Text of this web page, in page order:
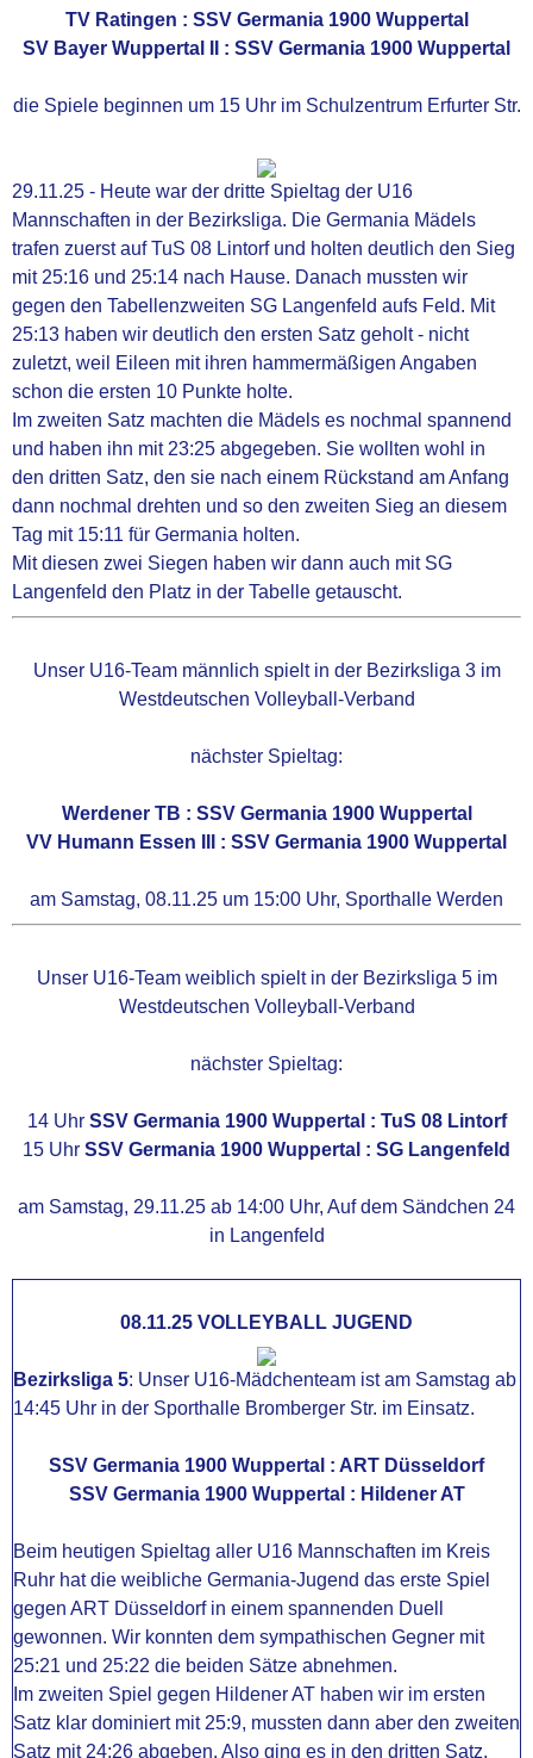
Events & Vereinsleben
wir über uns
Ansprechpartner
Kontakt (92)
Mitgliedschaft & downloads
Vereinssatzung
Chronik des Vereins
TV Ratingen : SSV Germania 1900 Wuppertal
SV Bayer Wuppertal II : SSV Germania 1900 Wuppertal
die Spiele beginnen um 15 Uhr im Schulzentrum Erfurter Str.
29.11.25 - Heute war der dritte Spieltag der U16
Mannschaften in der Bezirksliga. Die Germania Mädels
trafen zuerst auf TuS 08 Lintorf und holten deutlich den Sieg
mit 25:16 und 25:14 nach Hause. Danach mussten wir
gegen den Tabellenzweiten SG Langenfeld aufs Feld. Mit
25:13 haben wir deutlich den ersten Satz geholt - nicht
zuletzt, weil Eileen mit ihren hammermäßigen Angaben
schon die ersten 10 Punkte holte.
Im zweiten Satz machten die Mädels es nochmal spannend
und haben ihn mit 23:25 abgegeben. Sie wollten wohl in
den dritten Satz, den sie nach einem Rückstand am Anfang
dann nochmal drehten und so den zweiten Sieg an diesem
Tag mit 15:11 für Germania holten.
Mit diesen zwei Siegen haben wir dann auch mit SG
Langenfeld den Platz in der Tabelle getauscht.
Unser U16-Team männlich spielt in der Bezirksliga 3 im
Westdeutschen Volleyball-Verband
nächster Spieltag:
Werdener TB : SSV Germania 1900 Wuppertal
VV Humann Essen III : SSV Germania 1900 Wuppertal
am Samstag, 08.11.25 um 15:00 Uhr, Sporthalle Werden
Unser U16-Team weiblich spielt in der Bezirksliga 5 im
Westdeutschen Volleyball-Verband
nächster Spieltag:
14 UhrSSV Germania 1900 Wuppertal : TuS 08 Lintorf
15 Uhr SSV Germania 1900 Wuppertal : SG Langenfeld
am Samstag, 29.11.25 ab 14:00 Uhr, Auf dem Sändchen 24
in Langenfeld
08.11.25 VOLLEYBALL JUGEND
Bezirksliga 5: Unser U16-Mädchenteam ist am Samstag ab
14:45 Uhr in der Sporthalle Bromberger Str. im Einsatz.
SSV Germania 1900 Wuppertal : ART Düsseldorf
SSV Germania 1900 Wuppertal : Hildener AT
Beim heutigen Spieltag aller U16 Mannschaften im Kreis
Ruhr hat die weibliche Germania-Jugend das erste Spiel
gegen ART Düsseldorf in einem spannenden Duell
gewonnen. Wir konnten dem sympathischen Gegner mit
25:21 und 25:22 die beiden Sätze abnehmen.
Im zweiten Spiel gegen Hildener AT haben wir im ersten
Satz klar dominiert mit 25:9, mussten dann aber den zweiten
Satz mit 24:26 abgeben. Also ging es in den dritten Satz,